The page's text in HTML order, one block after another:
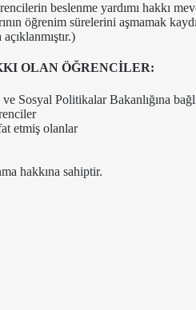
beslenme yardımı hakkı
öğrenim sürelerini aşmamak
OLAN ÖĞRENCİLER:
Sosyal Politikalar Bakanlığına
etmiş olanlar
hakkına sahiptir.